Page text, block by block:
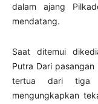
dalam ajang
mendatang.
Saat ditemui
Putra Dari
tertua dari tiga
mengungkapkan